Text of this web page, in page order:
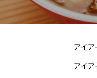
アイア
アイア